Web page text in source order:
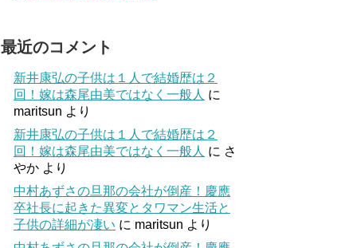
最近のコメント
新井康弘の子供は１人で結婚歴は２
回！嫁は森尾由美ではなく一般人 に
maritsun より
新井康弘の子供は１人で結婚歴は２
回！嫁は森尾由美ではなく一般人 に さ
やか より
中村あずさの旦那の会社が倒産！慶應
卒社長に起きた異変とタワマン生活と
子供の詳細が凄い に maritsun より